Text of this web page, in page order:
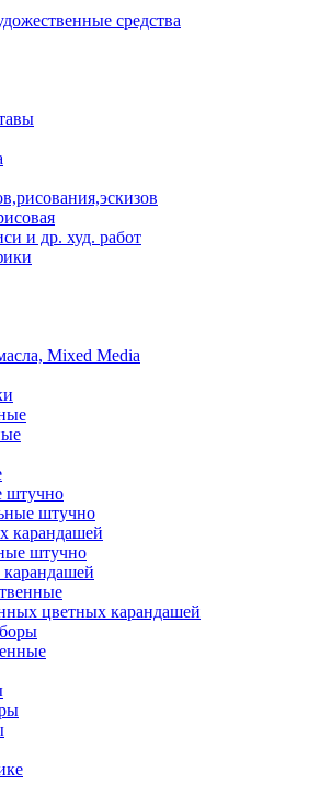
средства
и др. худ. работ
Mixed Media
штучно
штучно
карандашей
штучно
цветных карандашей